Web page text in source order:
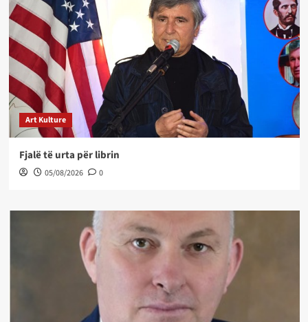
Art Kulture
Fjalë të urta për librin
05/08/2026 0